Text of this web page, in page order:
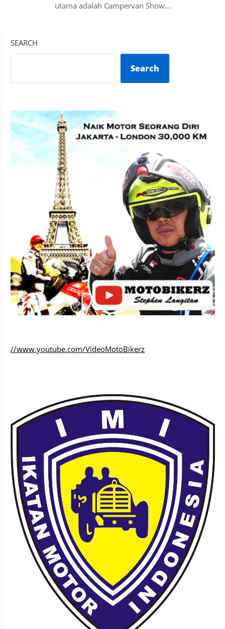
utama adalah Campervan Show…
SEARCH
Search
//www.youtube.com/VideoMotoBikerz